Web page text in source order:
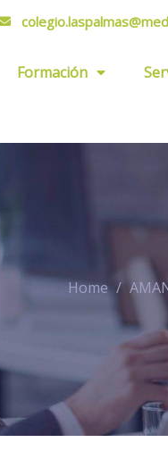
Formación
Home